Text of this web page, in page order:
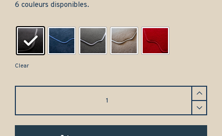
6 couleurs disponibles.
Clear